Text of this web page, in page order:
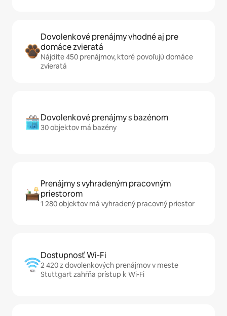
Dovolenkové prenájmy vhodné aj pre
domáce zvieratá
Nájdite 450 prenájmov, ktoré povoľujú domáce
zvieratá
Dovolenkové prenájmy s bazénom
30 objektov má bazény
Prenájmy s vyhradeným pracovným
priestorom
1 280 objektov má vyhradený pracovný priestor
Dostupnosť Wi-Fi
2 420 z dovolenkových prenájmov v meste
Stuttgart zahŕňa prístup k Wi-Fi